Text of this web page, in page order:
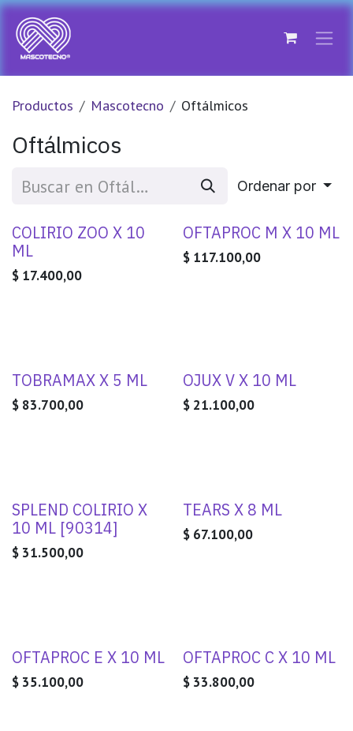
Ir al contenido
Productos Mascotecno Oftálmicos
Oftálmicos
Ordenar por
COLIRIO ZOO X 10
ML
$ 17.400,00
OFTAPROC M X 10 ML
$ 117.100,00
TOBRAMAX X 5 ML
$ 83.700,00
OJUX V X 10 ML
$ 21.100,00
SPLEND COLIRIO X
10 ML [90314]
$ 31.500,00
TEARS X 8 ML
$ 67.100,00
OFTAPROC E X 10 ML
$ 35.100,00
OFTAPROC C X 10 ML
$ 33.800,00